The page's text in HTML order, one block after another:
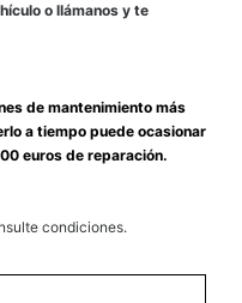
o llámanos y te
de mantenimiento más
a tiempo puede ocasionar
euros de reparación.
condiciones.